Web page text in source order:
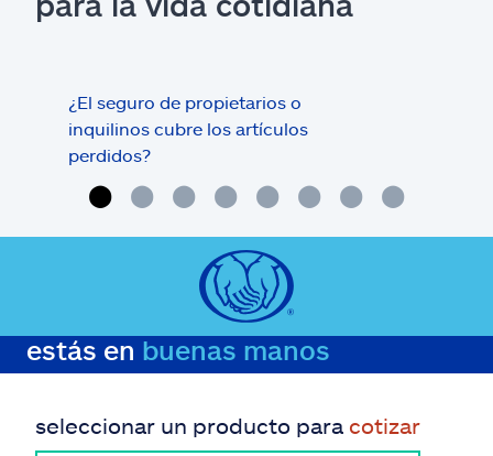
¿El seguro de propietarios o
inquilinos cubre los artículos
perdidos?
estás en buenas manos
seleccionar un producto para cotizar